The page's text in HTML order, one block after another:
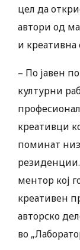
цел да
автори од
и креативна
– По јавен
културни
креативци
поминат
резиденции.
ментор кој
креативен
авторско
во